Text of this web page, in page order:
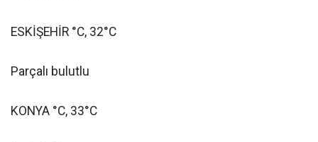
ESKİŞEHİR °C, 32°C
Parçalı bulutlu
KONYA °C, 33°C